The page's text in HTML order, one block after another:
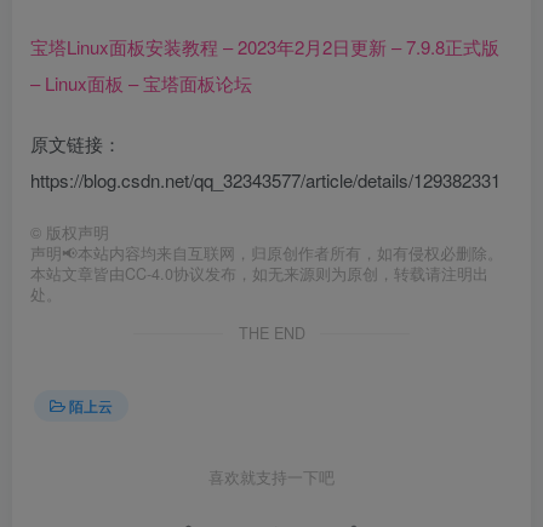
宝塔Linux面板安装教程 – 2023年2月2日更新 – 7.9.8正式版
– Linux面板 – 宝塔面板论坛
原文链接：
https://blog.csdn.net/qq_32343577/article/details/129382331
© 版权声明
声明📢本站内容均来自互联网，归原创作者所有，如有侵权必删除。
本站文章皆由CC-4.0协议发布，如无来源则为原创，转载请注明出
处。
THE END
陌上云
喜欢就支持一下吧